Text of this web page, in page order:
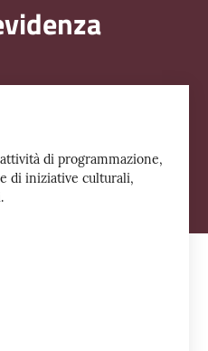
di programmazione,
di iniziative culturali,